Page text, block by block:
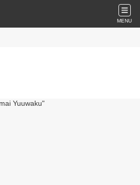
MENU